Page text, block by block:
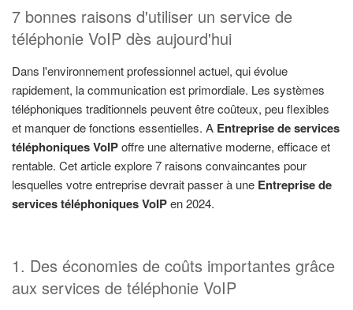
7 bonnes raisons d'utiliser un service de
téléphonie VoIP dès aujourd'hui
Dans l'environnement professionnel actuel, qui évolue
rapidement, la communication est primordiale. Les systèmes
téléphoniques traditionnels peuvent être coûteux, peu flexibles
et manquer de fonctions essentielles. A Entreprise de services
téléphoniques VoIPoffre une alternative moderne, efficace et
rentable. Cet article explore 7 raisons convaincantes pour
lesquelles votre entreprise devrait passer à une Entreprise de
services téléphoniques VoIPen 2024.
1. Des économies de coûts importantes grâce
aux services de téléphonie VoIP